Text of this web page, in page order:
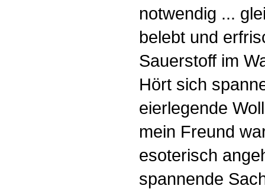
notwendig ...
belebt und
Sauerstoff im
Hört sich
eierlegende
mein Freund
esoterisch
spannende